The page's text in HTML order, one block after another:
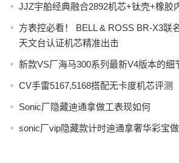
JJZ宇舶经典融合2892机芯+钛壳+橡胶
方表控必看！ BELL & ROSS BR-X3联
天文台认证机芯精准出击
新款VS厂海马300系列最新V4版本的细
CV手雷5167,5168搭配无卡度机芯评测
Sonic厂隐藏迪通拿做工表现如何
sonic厂vip隐藏款计时迪通拿奢华彩宝